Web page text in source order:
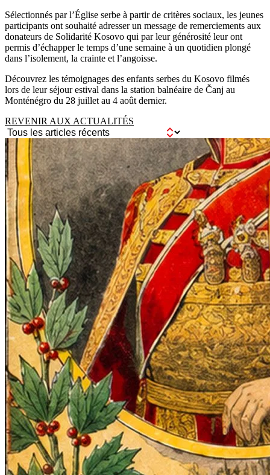
Sélectionnés par l’Église serbe à partir de critères sociaux, les jeunes
participants ont souhaité adresser un message de remerciements aux
donateurs de Solidarité Kosovo qui par leur générosité leur ont
permis d’échapper le temps d’une semaine à un quotidien plongé
dans l’isolement, la crainte et l’angoisse.
Découvrez les témoignages des enfants serbes du Kosovo filmés
lors de leur séjour estival dans la station balnéaire de Čanj au
Monténégro du 28 juillet au 4 août dernier.
REVENIR AUX ACTUALITÉS